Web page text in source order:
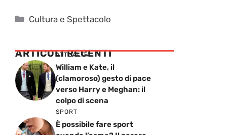
Categorie
Cultura e Spettacolo
ARTICOLI RECENTI
ATTUALITÁ
William e Kate, il
(clamoroso) gesto di pace
verso Harry e Meghan: il
colpo di scena
SPORT
È possibile fare sport